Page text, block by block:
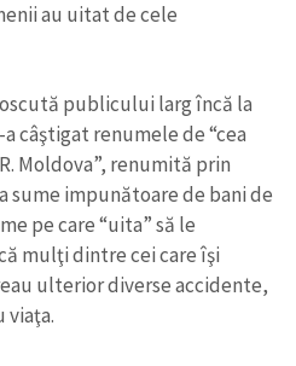
au uitat de cele
publicului larg încă la
câştigat renumele de “cea
Moldova”, renumită prin
sume impunătoare de bani de
pe care “uita” să le
mulţi dintre cei care îşi
ulterior diverse accidente,
viaţa.